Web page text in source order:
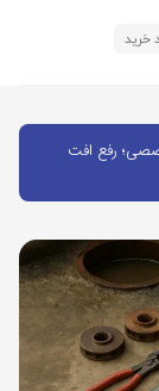
خرید
رفع افت